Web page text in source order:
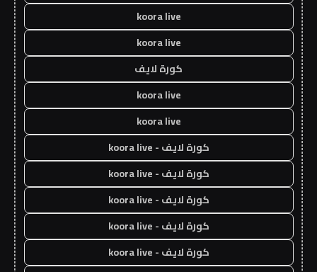
koora live
koora live
كورة لايف
koora live
koora live
كورة لايف - koora live
كورة لايف - koora live
كورة لايف - koora live
كورة لايف - koora live
كورة لايف - koora live